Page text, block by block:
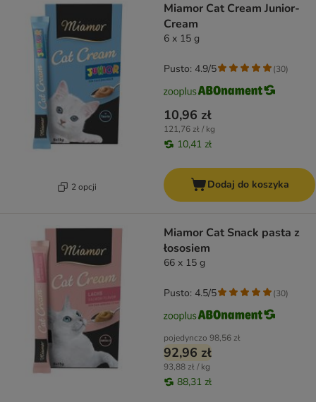
2 opcji
Miamor Cat Cream Junior-
Cream
6 x 15 g
10,96 zł
121,76 zł / kg
10,41 zł
Pusto: 4.9/5 (30)
Dodaj do koszyka
Miamor Cat Snack pasta z
łososiem
66 x 15 g
pojedynczo 98,56 zł
92,96 zł
93,88 zł / kg
88,31 zł
Pusto: 4.5/5 (30)